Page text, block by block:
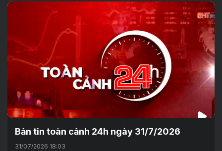
Bản tin toàn cảnh 24h ngày 31/7/2026
31/07/2026 18:03